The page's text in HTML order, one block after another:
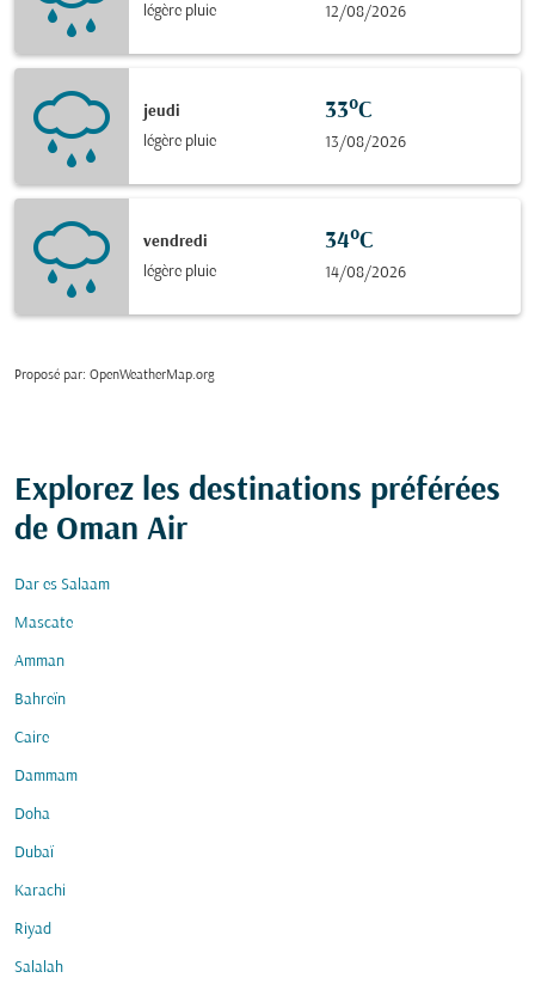
légère pluie
12/08/2026
jeudi
légère pluie
33°C
13/08/2026
vendredi
légère pluie
34°C
14/08/2026
Proposé par: OpenWeatherMap.org
Explorez les destinations préférées
de Oman Air
Dar es Salaam
Mascate
Amman
Bahreïn
Caire
Dammam
Doha
Dubaï
Karachi
Riyad
Salalah